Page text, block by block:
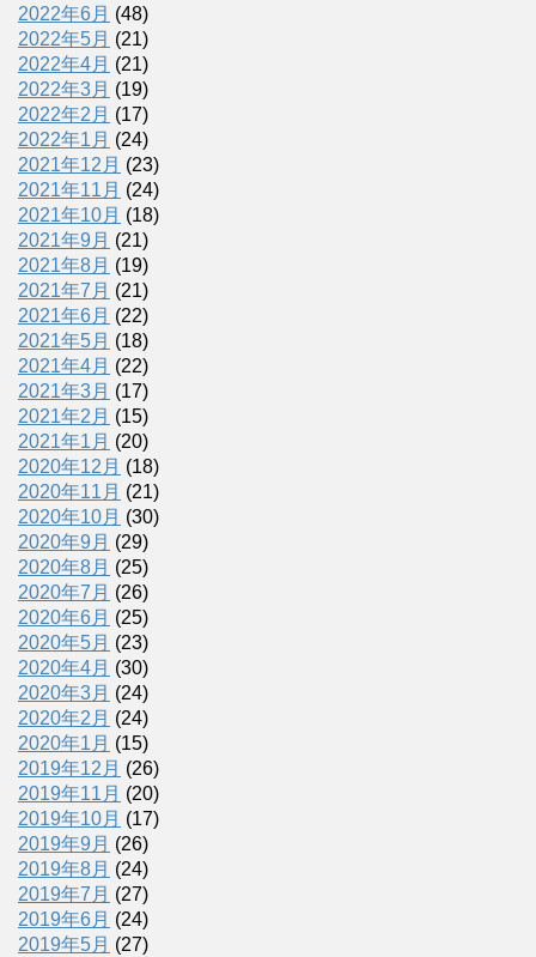
2022年6月 (48)
2022年5月 (21)
2022年4月 (21)
2022年3月 (19)
2022年2月 (17)
2022年1月 (24)
2021年12月 (23)
2021年11月 (24)
2021年10月 (18)
2021年9月 (21)
2021年8月 (19)
2021年7月 (21)
2021年6月 (22)
2021年5月 (18)
2021年4月 (22)
2021年3月 (17)
2021年2月 (15)
2021年1月 (20)
2020年12月 (18)
2020年11月 (21)
2020年10月 (30)
2020年9月 (29)
2020年8月 (25)
2020年7月 (26)
2020年6月 (25)
2020年5月 (23)
2020年4月 (30)
2020年3月 (24)
2020年2月 (24)
2020年1月 (15)
2019年12月 (26)
2019年11月 (20)
2019年10月 (17)
2019年9月 (26)
2019年8月 (24)
2019年7月 (27)
2019年6月 (24)
2019年5月 (27)